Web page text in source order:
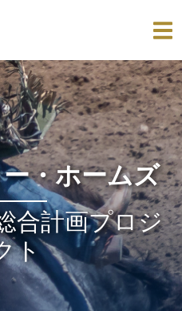
・ホームズ
合計画プロジ
ト